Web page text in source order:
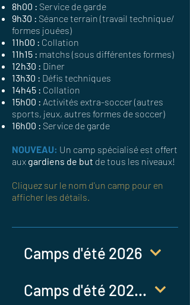
8h00 : Service de garde
9h30 : Séance terrain (travail technique/
formes jouées)
11h00 : Collation
11h15 : matchs (sous différentes formes)
12h30 : Diner
13h30 : Défis techniques
14h45 : Collation
15h00 : Activités extra-soccer (autres
sports, jeux, autres formes de soccer)
16h00 : Service de garde
NOUVEAU: Un camp spécialisé est offert
aux gardiens de but de tous les niveaux!
Cliquez sur le nom d'un camp pour en
afficher les détails.
Camps d'été 2026
Camps d'été 2026